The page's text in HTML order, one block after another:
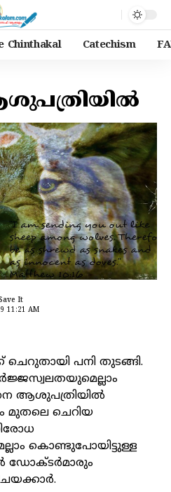
Chinthakal Catechism
11:21 AM
പനി തുടങ്ങി.
ആശുപത്രിയിൽ
മുതലെ ചെറിയ
കൊണ്ടുപോയിട്ടുള്ള
ഡോക്ടർമാരും